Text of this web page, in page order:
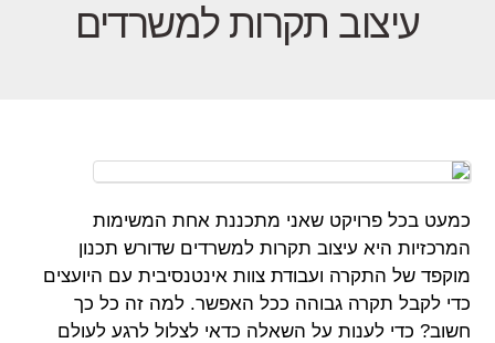
עיצוב תקרות למשרדים
כמעט בכל פרויקט שאני מתכננת אחת המשימות
המרכזיות היא עיצוב תקרות למשרדים שדורש תכנון
מוקפד של התקרה ועבודת צוות אינטנסיבית עם היועצים
כדי לקבל תקרה גבוהה ככל האפשר. למה זה כל כך
חשוב? כדי לענות על השאלה כדאי לצלול לרגע לעולם